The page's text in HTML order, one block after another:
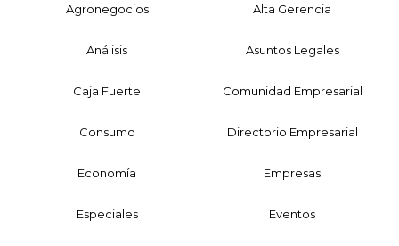
Agronegocios Alta Gerencia
Análisis Asuntos Legales
Caja Fuerte Comunidad Empresarial
Consumo Directorio Empresarial
Economía Empresas
Especiales Eventos